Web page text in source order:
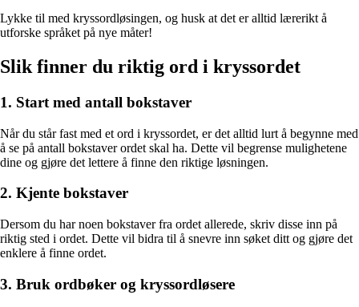
Lykke til med kryssordløsingen, og husk at det er alltid lærerikt å
utforske språket på nye måter!
Slik finner du riktig ord i kryssordet
1. Start med antall bokstaver
Når du står fast med et ord i kryssordet, er det alltid lurt å begynne med
å se på antall bokstaver ordet skal ha. Dette vil begrense mulighetene
dine og gjøre det lettere å finne den riktige løsningen.
2. Kjente bokstaver
Dersom du har noen bokstaver fra ordet allerede, skriv disse inn på
riktig sted i ordet. Dette vil bidra til å snevre inn søket ditt og gjøre det
enklere å finne ordet.
3. Bruk ordbøker og kryssordløsere